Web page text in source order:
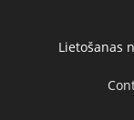
Lietošanas